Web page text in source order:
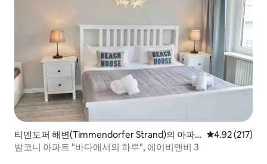
티멘도퍼 해변(Timmendorfer Strand)의 아파
트
평점 4.92점(5
4.92 (217)
발코니 아파트 "바다에서의 하루", 에어비앤비 3